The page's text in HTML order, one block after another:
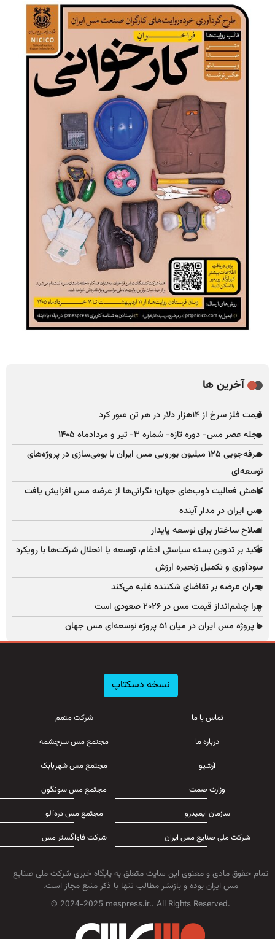
آخرین ها
قیمت فلز سرخ از ۱۴هزار دلار در هر تن عبور کرد
مجله عصر مس- دوره تازه- شماره ۳- تیر و مردادماه ۱۴۰۵
صرفه‌جویی ۱۲۵ میلیون یورویی مس ایران با بومی‌سازی در پروژه‌های
توسعه‌ای
کاهش فعالیت ذوب‌های جهان؛ نگرانی‌ها از عرضه مس افزایش یافت
مس ایران در مدار آینده
اصلاح ساختار برای توسعه پایدار
تأکید بر تدوین بسته سیاستی ادغام، توسعه یا انحلال شرکت‌ها با رویکرد
سودآوری و تکمیل زنجیره ارزش
بحران عرضه بر تقاضای شکننده غلبه می‌کند
چرا چشم‌انداز قیمت مس در ۲۰۲۶ صعودی است
۱۰ پروژه مس ایران در میان ۵۱ پروژه توسعه‌ای مس جهان
نسخه دسکتاپ
تماس با ما
درباره ما
آرشیو
وزارت صمت
سازمان ایمیدرو
شرکت ملی صنایع مس ایران
شرکت متمم
مجتمع مس سرچشمه
مجتمع مس شهربابک
مجتمع مس سونگون
مجتمع مس دره‌آلو
شرکت فاواگستر مس
تمام حقوق مادی و معنوی این سایت متعلق به پایگاه خبری شرکت ملی صنایع
مس ایران بوده و بازنشر مطالب تنها با ذکر منبع مجاز است.
© 2024-2025 mespress.ir.. All Rights Reserved.